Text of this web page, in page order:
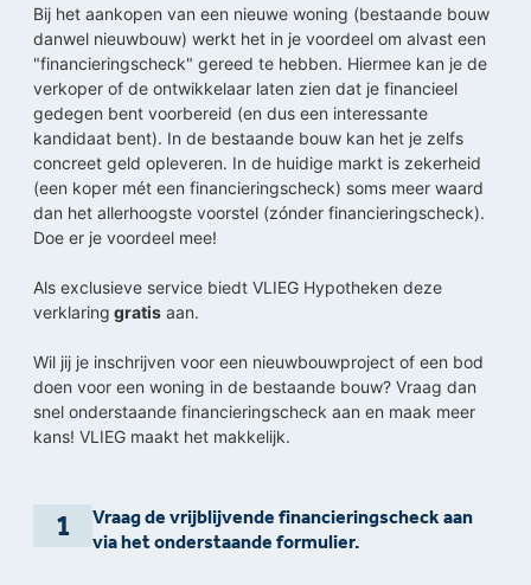
Bij het aankopen van een nieuwe woning (bestaande bouw
danwel nieuwbouw) werkt het in je voordeel om alvast een
"financieringscheck" gereed te hebben. Hiermee kan je de
verkoper of de ontwikkelaar laten zien dat je financieel
gedegen bent voorbereid (en dus een interessante
kandidaat bent). In de bestaande bouw kan het je zelfs
concreet geld opleveren. In de huidige markt is zekerheid
(een koper mét een financieringscheck) soms meer waard
dan het allerhoogste voorstel (zónder financieringscheck).
Doe er je voordeel mee!
Als exclusieve service biedt VLIEG Hypotheken deze
verklaring gratis aan.
Wil jij je inschrijven voor een nieuwbouwproject of een bod
doen voor een woning in de bestaande bouw? Vraag dan
snel onderstaande financieringscheck aan en maak meer
kans! VLIEG maakt het makkelijk.
1
Vraag de vrijblijvende financieringscheck aan
via het onderstaande formulier.